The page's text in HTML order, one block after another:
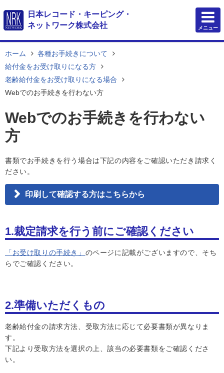
日本レコード・キーピング・
ネットワーク株式会社
メニュー
ホーム
各種お手続きについて
給付金をお受け取りになる方
老齢給付金をお受け取りになる場合
Webでのお手続きを行わない方
Webでのお手続きを行わない
方
書類でお手続きを行う場合は下記の内容をご確認いただき請求く
ださい。
印刷して確認する方はこちらから
1.裁定請求を行う前にご確認ください
「お受け取りの手続き」 のページに記載がございますので、そち
らでご確認ください。
2.準備いただくもの
老齢給付金の請求方法、受取方法に応じて必要書類が異なりま
す。
下記より受取方法を選択の上、該当の必要書類をご確認くださ
い。